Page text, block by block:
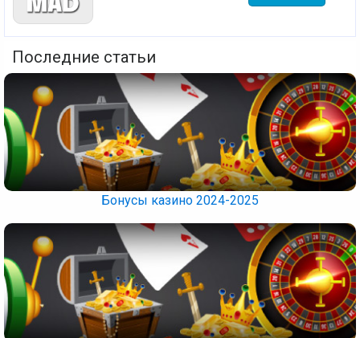
Последние статьи
Бонусы казино 2024-2025